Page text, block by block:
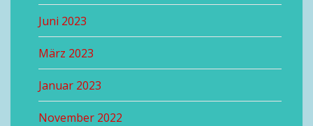
Juni 2023
März 2023
Januar 2023
November 2022